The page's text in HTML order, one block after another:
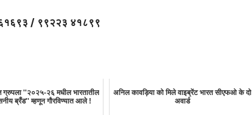
/ ९९२२३ ४१८९९
ग्रुपला ''२०२५-२६ मधील भारतातील
ब्रँड'' म्हणून गौरविण्यात आले !
अनिल कावड़िया को मिले वाइब्रेंट भारत सीएफओ के दो
अवार्ड